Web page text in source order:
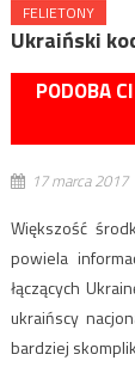
FELIETONY
Ukraiński
PODOBA
17 marca 2017
Większość
powiela
łączących
ukraińscy
bardziej